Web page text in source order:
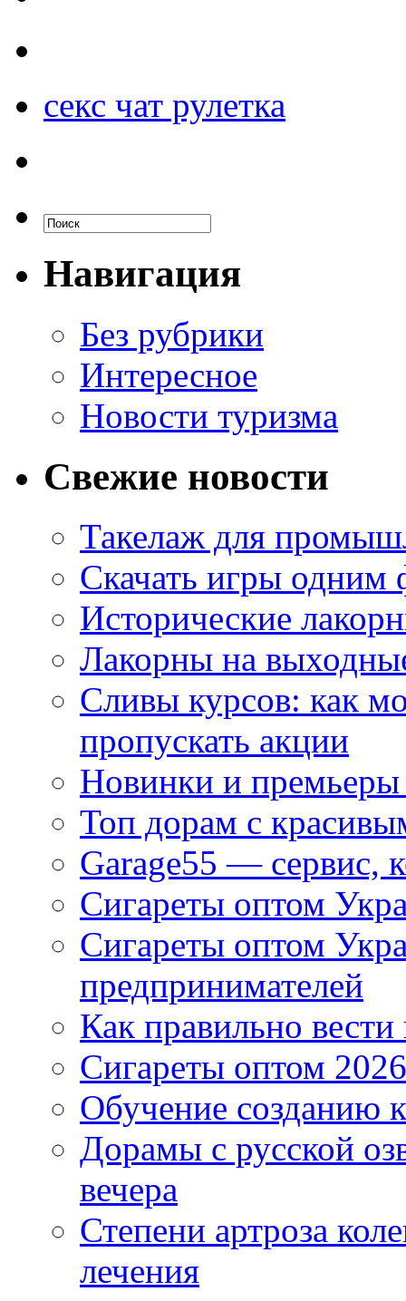
секс чат рулетка
Навигация
Без рубрики
Интересное
Новости туризма
Свежие новости
Такелаж для
Скачать игры одним
Исторические
Лакорны на
Сливы курсов: как
пропускать акции
Новинки и
Топ дорам с
Garage55 — сервис,
Сигареты оптом
Сигареты оптом
предпринимателей
Как правильно
Сигареты оптом
Обучение созданию
Дорамы с русской
вечера
Степени артроза
лечения